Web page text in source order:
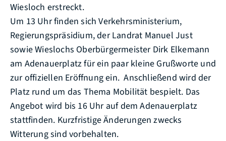
Wiesloch erstreckt.
Um 13 Uhr finden sich Verkehrsministerium,
Regierungspräsidium, der Landrat Manuel Just
sowie Wieslochs Oberbürgermeister Dirk Elkemann
am Adenauerplatz für ein paar kleine Grußworte und
zur offiziellen Eröffnung ein. Anschließend wird der
Platz rund um das Thema Mobilität bespielt. Das
Angebot wird bis 16 Uhr auf dem Adenauerplatz
stattfinden. Kurzfristige Änderungen zwecks
Witterung sind vorbehalten.